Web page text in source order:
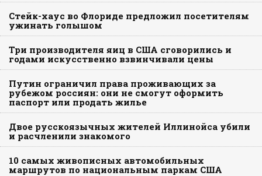
Стейк-хаус во Флориде предложил посетителям
ужинать голышом
Три производителя яиц в США сговорились и
годами искусственно взвинчивали цены
Путин ограничил права проживающих за
рубежом россиян: они не смогут оформить
паспорт или продать жилье
Двое русскоязычных жителей Иллинойса убили
и расчленили знакомого
10 самых живописных автомобильных
маршрутов по национальным паркам США